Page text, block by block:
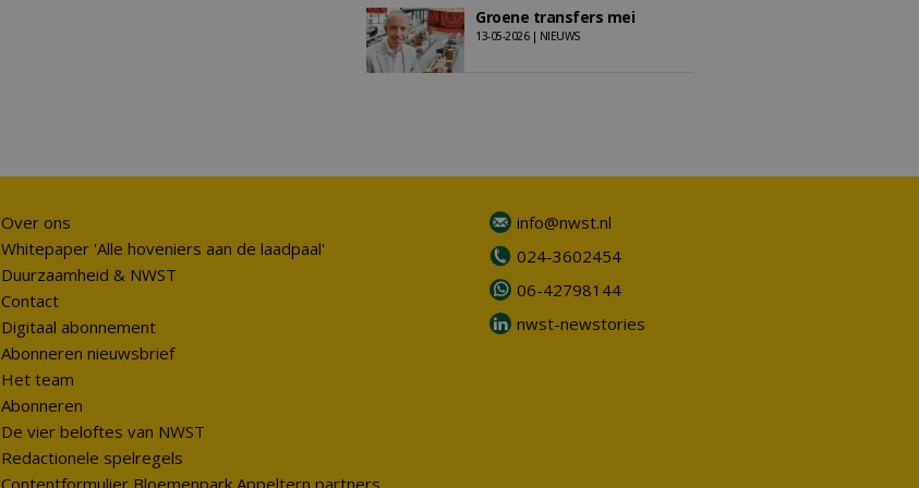
Groene transfers mei
13-05-2026 | NIEUWS
Over ons
Whitepaper 'Alle hoveniers aan de laadpaal'
Duurzaamheid & NWST
Contact
Digitaal abonnement
Abonneren nieuwsbrief
Het team
Abonneren
De vier beloftes van NWST
Redactionele spelregels
Contentformulier Bloemenpark Appeltern partners
info@nwst.nl
024-3602454
06-42798144
nwst-newstories